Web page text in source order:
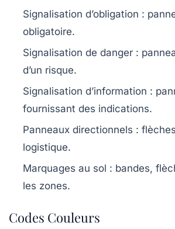
Signalisation d’obligation :
obligatoire.
Signalisation de danger :
d’un risque.
Signalisation d’information :
fournissant des indications.
Panneaux directionnels :
logistique.
Marquages au sol : bandes,
les zones.
Codes Couleurs